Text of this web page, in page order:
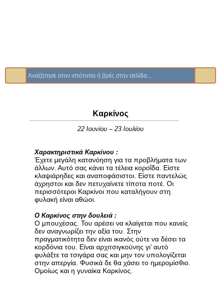
Καρκίνος
22 Ιουνίου – 23 Ιουλίου
Χαρακτηριστικά Καρκίνου :
Έχετε μεγάλη κατανόηση για τα προβλήματα των
άλλων. Αυτό σας κάνει τα τέλεια κοροΐδα. Είστε
κλαψιάρηδες και αναποφάσιστοι. Είστε παντελώς
άχρηστοι και δεν πετυχαίνετε τίποτα ποτέ. Οι
περισσότεροι Καρκίνοι που καταλήγουν στη
φυλακή είναι αθώοι.
Ο Καρκίνος στην δουλειά :
Ο μπουχέσας. Του αρέσει να κλαίγεται που κανείς
δεν αναγνωρίζει την αξία του. Στην
πραγματικότητα δεν είναι ικανός ούτε να δέσει τα
κορδόνια του. Είναι αρχιτσιγκούνης γι’ αυτό
φυλάξτε τα τσιγάρα σας και μην τον υπολογίζεται
στην απεργία. Φυσικά δε θα χάσει το ημερομίσθιο.
Ομοίως και η γυναίκα Καρκίνος.